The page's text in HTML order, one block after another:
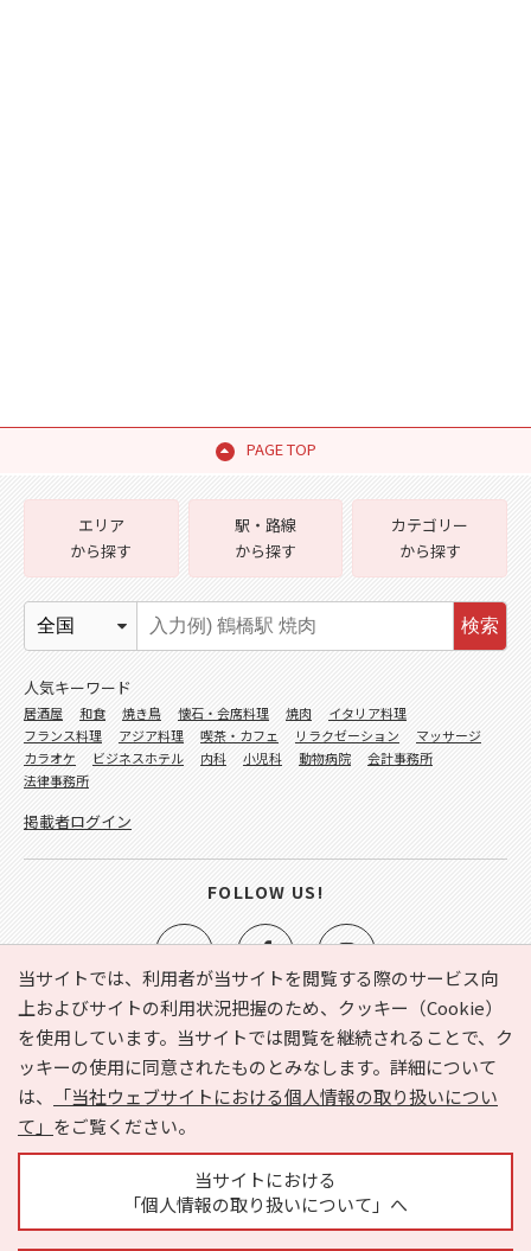
PAGE TOP
当サイトでは、利用者が当サイトを閲覧する際のサービス向
上およびサイトの利用状況把握のため、クッキー（Cookie）
を使用しています。当サイトでは閲覧を継続されることで、ク
ッキーの使用に同意されたものとみなします。詳細について
は、
「当社ウェブサイトにおける個人情報の取り扱いについ
て」 をご覧ください。
当サイトにおける
「個人情報の取り扱いについて」へ
e-NAVITA（イーナビタ）とは？ お気に入り
ヘルプ
利用規約
個人情報の取り扱いについて
運営会社
サイトマップ
広告掲載に関するお問い合わせ
エリア
から探す
駅・路線
から探す
カテゴリー
から探す
検索
人気キーワード
居酒屋 和食 焼き鳥 懐石・会席料理 焼肉
イタリア料理
フランス料理
アジア料理 喫茶・カフェ リラクゼーション
マッサージ
カラオケ
ビジネスホテル 内科 小児科 動物病院
会計事務所
法律事務所
掲載者ログイン
FOLLOW US!